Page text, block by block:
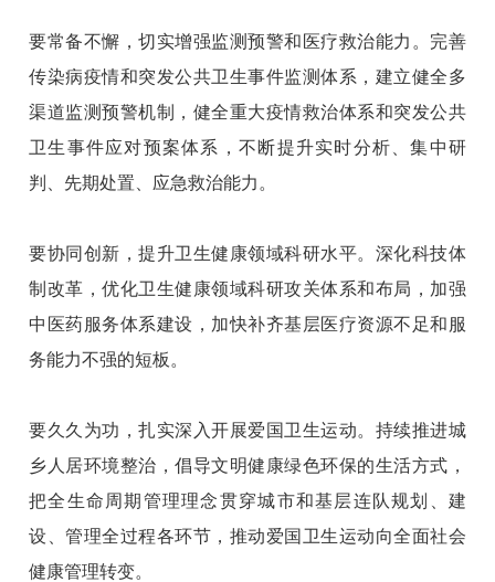
要常备不懈，切实增强监测预警和医疗救治能力。完善
传染病疫情和突发公共卫生事件监测体系，建立健全多
渠道监测预警机制，健全重大疫情救治体系和突发公共
卫生事件应对预案体系，不断提升实时分析、集中研
判、先期处置、应急救治能力。
要协同创新，提升卫生健康领域科研水平。深化科技体
制改革，优化卫生健康领域科研攻关体系和布局，加强
中医药服务体系建设，加快补齐基层医疗资源不足和服
务能力不强的短板。
要久久为功，扎实深入开展爱国卫生运动。持续推进城
乡人居环境整治，倡导文明健康绿色环保的生活方式，
把全生命周期管理理念贯穿城市和基层连队规划、建
设、管理全过程各环节，推动爱国卫生运动向全面社会
健康管理转变。